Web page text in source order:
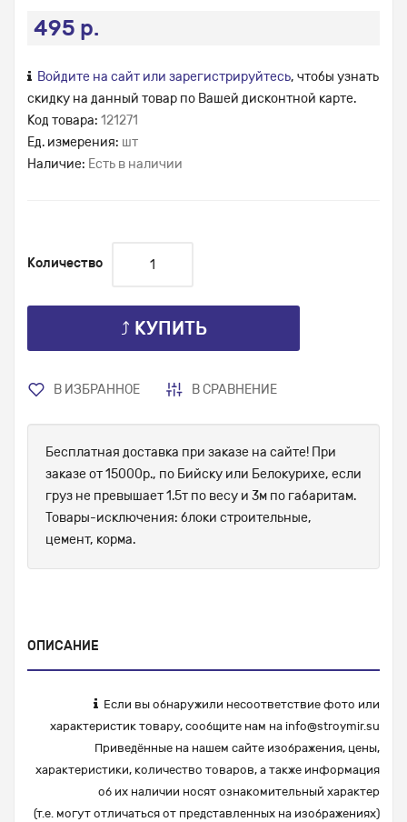
495 р.
Войдите на сайт или зарегистрируйтесь, чтобы узнать
скидку на данный товар по Вашей дисконтной карте.
Код товара: 121271
Ед. измерения: шт
Наличие: Есть в наличии
Количество
⤴ КУПИТЬ
В ИЗБРАННОЕ В СРАВНЕНИЕ
Бесплатная доставка при заказе на сайте! При
заказе от 15000р., по Бийску или Белокурихе, если
груз не превышает 1.5т по весу и 3м по габаритам.
Товары-исключения: блоки строительные,
цемент, корма.
ОПИСАНИЕ
Если вы обнаружили несоответствие фото или
характеристик товару, сообщите нам на info@stroymir.su
Приведённые на нашем сайте изображения, цены,
характеристики, количество товаров, а также информация
об их наличии носят ознакомительный характер
(т.е. могут отличаться от представленных на изображениях)